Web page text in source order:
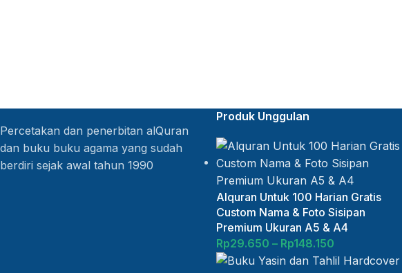
Percetakan dan penerbitan alQuran
dan buku buku agama yang sudah
berdiri sejak awal tahun 1990
Produk Unggulan
Alquran Untuk 100 Harian Gratis
Custom Nama & Foto Sisipan
Premium Ukuran A5 & A4
Rp29.650 – Rp148.150